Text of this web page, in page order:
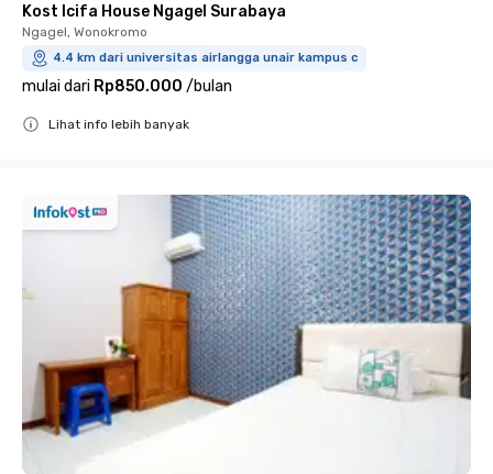
Kost Icifa House Ngagel Surabaya
Ngagel, Wonokromo
4.4 km dari universitas airlangga unair kampus c
mulai dari Rp850.000 /bulan
Lihat info lebih banyak